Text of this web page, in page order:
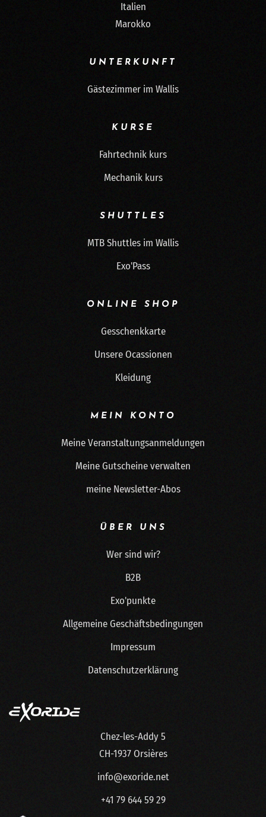
Italien
Marokko
UNTERKUNFT
Gästezimmer im Wallis
KURSE
Fahrtechnik kurs
Mechanik kurs
SHUTTLES
MTB Shuttles im Wallis
Exo'Pass
ONLINE SHOP
Gesschenkkarte
Unsere Ocassionen
Kleidung
MEIN KONTO
Meine Veranstaltungsanmeldungen
Meine Gutscheine verwalten
meine Newsletter-Abos
ÜBER UNS
Wer sind wir?
B2B
Exo'punkte
Allgemeine Geschäftsbedingungen
Impressum
Datenschutzerklärung
Chez-les-Addy 5
CH-1937 Orsières
info@exoride.net
+41 79 644 59 29